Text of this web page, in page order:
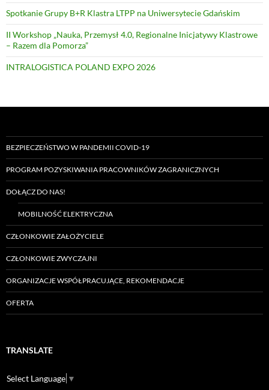
Spotkanie Grupy B+R Klastra LTPP na Uniwersytecie Gdańskim
II Workshop „Nauka, Przemysł 4.0, Regionalne Inicjatywy Klastrowe
– Razem dla Pomorza”
INTRALOGISTICA POLAND EXPO 2026
BEZPIECZEŃSTWO W PANDEMII COVID-19
PROGRAM POZYSKIWANIA PRACOWNIKÓW ZAGRANICZNYCH
DOŁĄCZ DO NAS!
MOBILNOŚĆ ELEKTRYCZNA
CZŁONKOWIE ZAŁOŻYCIELE
CZŁONKOWIE ZWYCZAJNI
ORGANIZACJE WSPÓŁPRACUJĄCE, REKOMENDACJE
OFERTA
TRANSLATE
Select Language ▼